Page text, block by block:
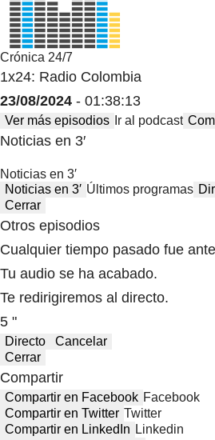
Crónica 24/7
1x24: Radio Colombia
23/08/2024 - 01:38:13
Ver más episodios Ir al podcast
Noticias en 3′
Noticias en 3′
Noticias en 3′ Últimos programas
Cerrar
Otros episodios
Cualquier tiempo pasado fue
Tu audio se ha acabado.
Te redirigiremos al directo.
5 "
Directo
Cancelar
Cerrar
Compartir
Compartir en Facebook Facebook
Compartir en Twitter Twitter
Compartir en LinkedIn Linkedin